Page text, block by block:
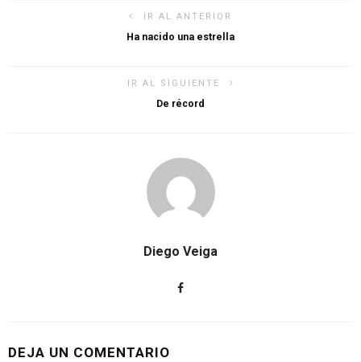
IR AL ANTERIOR
Ha nacido una estrella
IR AL SIGUIENTE
De récord
Diego Veiga
DEJA UN COMENTARIO